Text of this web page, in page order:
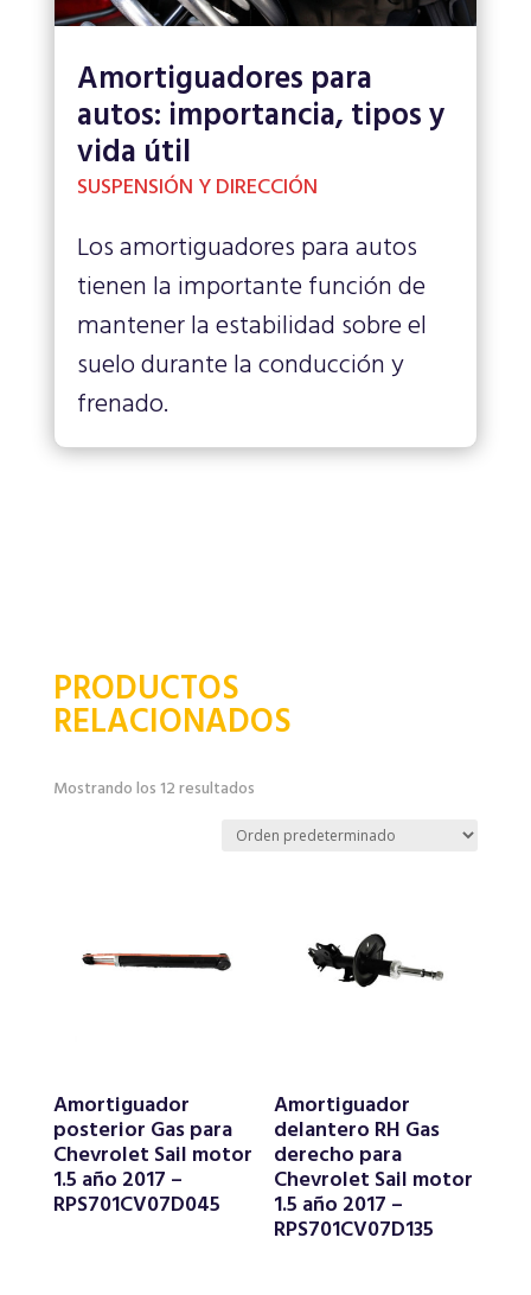
Amortiguadores para
autos: importancia, tipos y
vida útil
SUSPENSIÓN Y DIRECCIÓN
Los amortiguadores para autos
tienen la importante función de
mantener la estabilidad sobre el
suelo durante la conducción y
frenado.
PRODUCTOS
RELACIONADOS
Mostrando los 12 resultados
Amortiguador
posterior Gas para
Chevrolet Sail motor
1.5 año 2017 –
RPS701CV07D045
Amortiguador
delantero RH Gas
derecho para
Chevrolet Sail motor
1.5 año 2017 –
RPS701CV07D135